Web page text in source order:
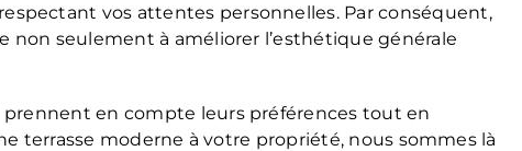
vos attentes personnelles. Par conséquent,
seulement à améliorer l’esthétique générale
prennent en compte leurs préférences tout en
terrasse moderne à votre propriété, nous sommes là